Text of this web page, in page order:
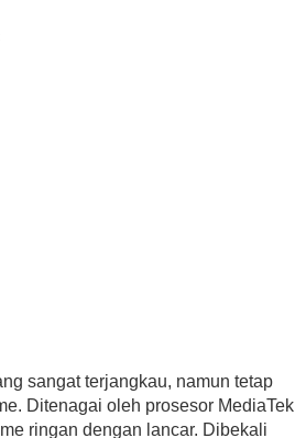
sangat terjangkau, namun tetap
Ditenagai oleh prosesor MediaTek
ringan dengan lancar. Dibekali